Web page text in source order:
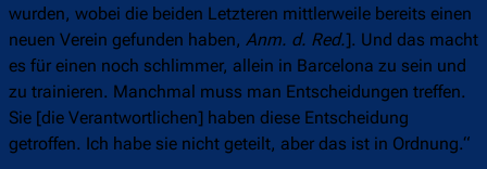
wurden, wobei die beiden Letzteren mittlerweile bereits einen
neuen Verein gefunden haben, Anm. d. Red.]. Und das macht
es für einen noch schlimmer, allein in Barcelona zu sein und
zu trainieren. Manchmal muss man Entscheidungen treffen.
Sie [die Verantwortlichen] haben diese Entscheidung
getroffen. Ich habe sie nicht geteilt, aber das ist in Ordnung.“